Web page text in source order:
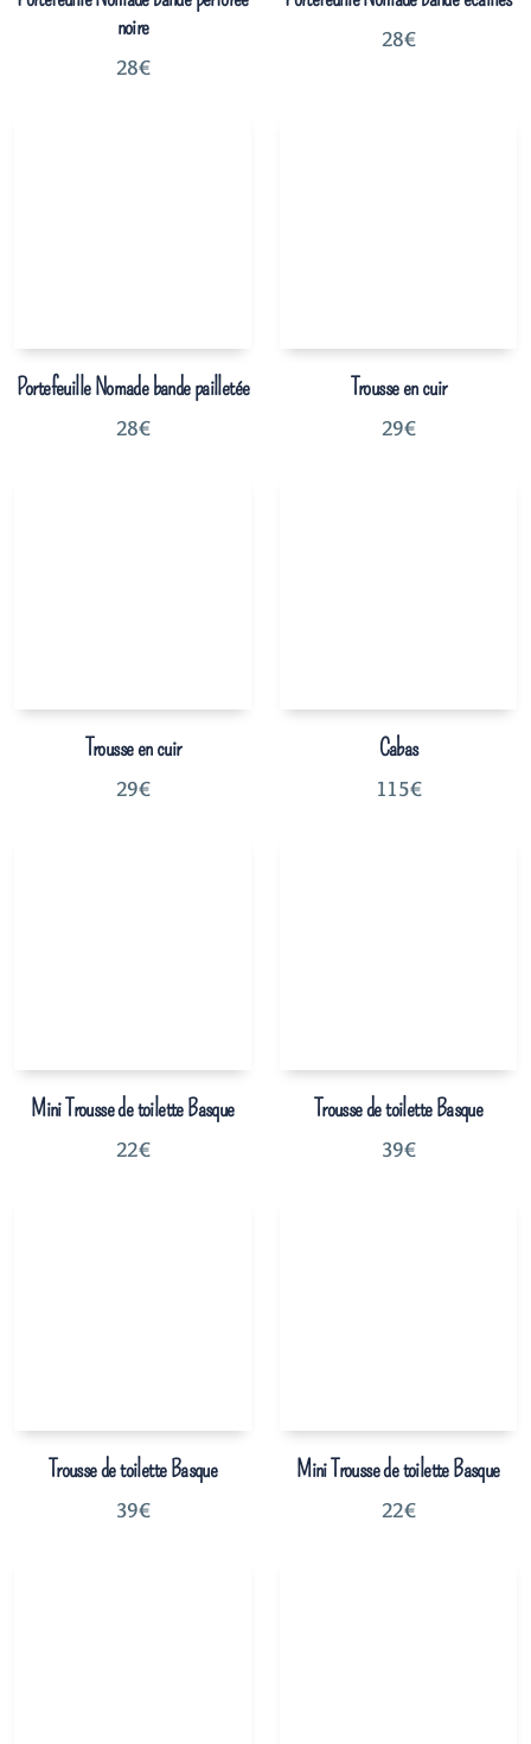
noire
28€
28€
Portefeuille Nomade bande pailletée
28€
Trousse en cuir
29€
Trousse en cuir
29€
Cabas
115€
Mini Trousse de toilette Basque
22€
Trousse de toilette Basque
39€
Trousse de toilette Basque
39€
Mini Trousse de toilette Basque
22€